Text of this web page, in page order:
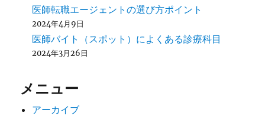
医師転職エージェントの選び方ポイント
2024年4月9日
医師バイト（スポット）によくある診療科目
2024年3月26日
メニュー
アーカイブ